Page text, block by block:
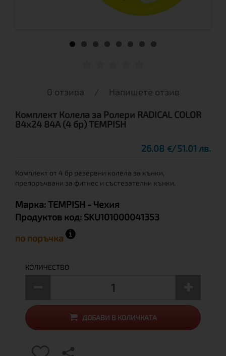
0 отзива / Напишете отзив
Комплект Колела за Ролери RADICAL COLOR
84x24 84A (4 бр) TEMPISH
26.08 € 51.01 лв.
Комплект от 4 бр резервни колела за кънки,
препоръчвани за фитнес и състезателни кънки.
Марка:TEMPISH - Чехия
Продуктов код: SKU101000041353
по поръчка
КОЛИЧЕСТВО
ДОБАВИ В КОЛИЧКАТА